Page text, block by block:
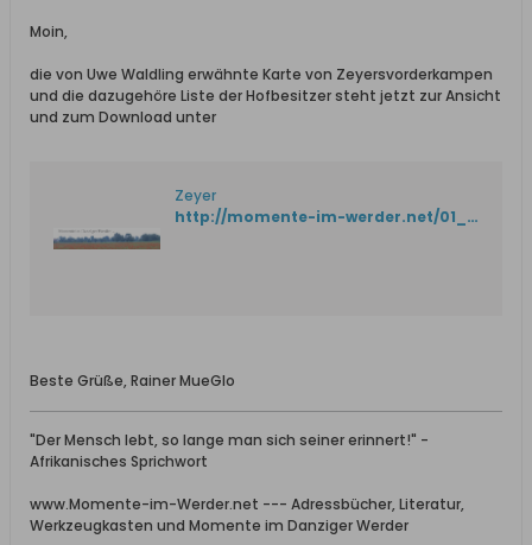
Moin,
die von Uwe Waldling erwähnte Karte von Zeyersvorderkampen
und die dazugehöre Liste der Hofbesitzer steht jetzt zur Ansicht
und zum Download unter
Zeyer
http://momente-im-werder.net/01_Offen/05_Orte/Zeyer/04_Zeyer_Karte/Zeyer-41.htm
Beste Grüße, Rainer MueGlo
"Der Mensch lebt, so lange man sich seiner erinnert!" -
Afrikanisches Sprichwort
www.Momente-im-Werder.net --- Adressbücher, Literatur,
Werkzeugkasten und Momente im Danziger Werder